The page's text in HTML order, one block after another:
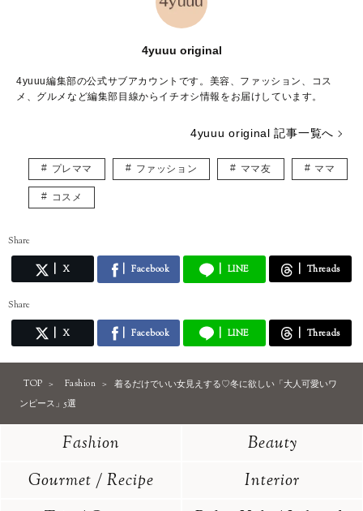
4yuuu original
4yuuu編集部の公式サブアカウントです。美容、ファッション、コス
メ、グルメなど編集部目線からイチオシ情報をお届けしています。
4yuuu original 記事一覧へ
プレママ ファッション ママ友 ママ
コスメ
Share
X Facebook LINE Threads
Share
X Facebook LINE Threads
TOP Fashion
着るだけでいい女見えする♡冬に欲しい「大人可愛いワ
ンピース」5選
Fashion
Beauty
Gourmet / Recipe
Interior